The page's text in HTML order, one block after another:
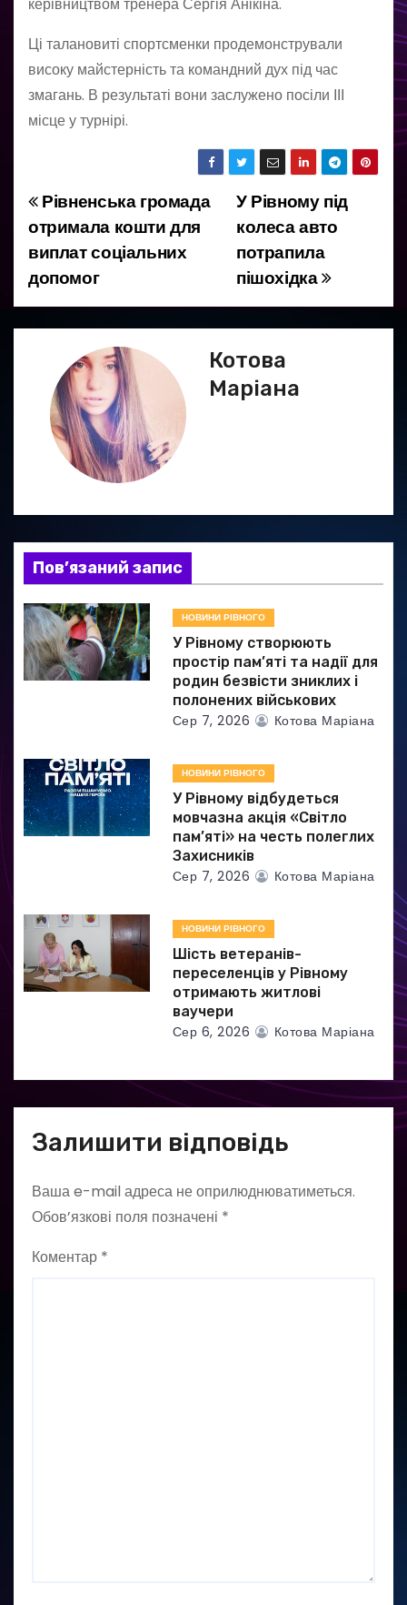
Ці талановиті спортсменки продемонстрували
високу майстерність та командний дух під час
змагань. В результаті вони заслужено посіли ІІІ
місце у турнірі.
Н
а
в
і
я
з
а
п
и
в
У Рівному під
колеса авто
потрапила
пішохідка
Рівненська громада
отримала кошти для
виплат соціальних
допомог
Котова
Маріана
Пов’язаний запис
НОВИНИ РІВНОГО
У Рівному створюють
простір пам’яті та надії для
родин безвісти зниклих і
полонених військових
Сер 7, 2026 Котова Маріана
НОВИНИ РІВНОГО
У Рівному відбудеться
мовчазна акція «Світло
пам’яті» на честь полеглих
Захисників
Сер 7, 2026 Котова Маріана
НОВИНИ РІВНОГО
Шість ветеранів-
переселенців у Рівному
отримають житлові
ваучери
Сер 6, 2026 Котова Маріана
Залишити відповідь
Ваша e-mail адреса не оприлюднюватиметься.
Обов’язкові поля позначені *
Коментар *